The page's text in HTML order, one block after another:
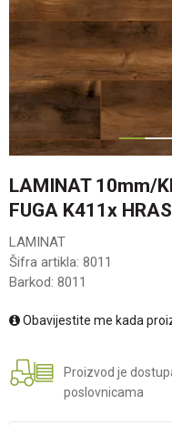
LAMINAT 10mm/
FUGA K411x
LAMINAT
Šifra artikla: 8011
Barkod: 8011
Obavijestite me kada
Proizvod je
poslovnicama